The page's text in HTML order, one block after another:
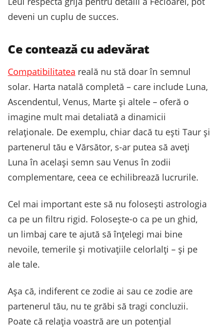
deveni un cuplu de succes.
Ce contează cu adevărat
Compatibilitatea reală nu stă doar în semnul
solar. Harta natală completă – care include Luna,
Ascendentul, Venus, Marte și altele – oferă o
imagine mult mai detaliată a dinamicii
relaționale. De exemplu, chiar dacă tu ești Taur și
partenerul tău e Vărsător, s-ar putea să aveți
Luna în același semn sau Venus în zodii
complementare, ceea ce echilibrează lucrurile.
Cel mai important este să nu folosești astrologia
ca pe un filtru rigid. Folosește-o ca pe un ghid,
un limbaj care te ajută să înțelegi mai bine
nevoile, temerile și motivațiile celorlalți – și pe
ale tale.
Așa că, indiferent ce zodie ai sau ce zodie are
partenerul tău, nu te grăbi să tragi concluzii.
Poate că relația voastră are un potențial